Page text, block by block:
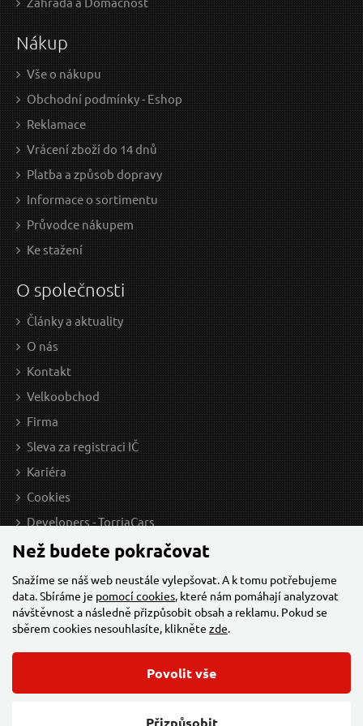
23.97 Kč bez DPH
Skladem
Kotouč řezný na kov/ocel INOX, 115x1,2mm SIXTOL
19 Kč / Ks
15.7 Kč bez DPH
Kotouč řezný na kov/ocel INOX, 230x2mm GEKO
Nákup
Vše o nákupu
Obchodní podmínky - Eshop
Reklamace
Vrácení zboží do 14 dnů
Platba a způsob dopravy
Informace o sortimentu
Průvodce nákupem
Ke stažení
O společnosti
Články a aktuality
O nás
Kontakt
Velkoobchod
Firma
Sleva za registraci IČ
Kariéra
Cookies
Developers - TorriaCars
Než budete pokračovat
Snažíme se náš web neustále vylepšovat. A k tomu potřebujeme
data. Sbíráme je pomocí cookies, které nám pomáhají analyzovat
návštěvnost a následně přizpůsobit obsah a reklamu. Pokud se
sběrem cookies nesouhlasíte, klikněte zde.
Přizpůsobit
Povolit vše